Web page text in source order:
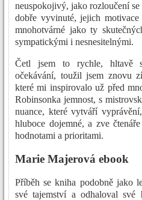
neuspokojivý, jako rozloučení
dobře vyvinuté, jejich
mnohotvárné jako ty
sympatickými i nesnesitelnými.
Četl jsem to rychle, hltavě
očekávání, toužil jsem znovu
které mi inspirovalo už před
Robinsonka jemnost, s
nuance, které vytváří
hluboce dojemné, a zve
hodnotami a prioritami.
Marie Majerová ebook
Příběh se kniha podobně jako
své tajemství a odhaloval své